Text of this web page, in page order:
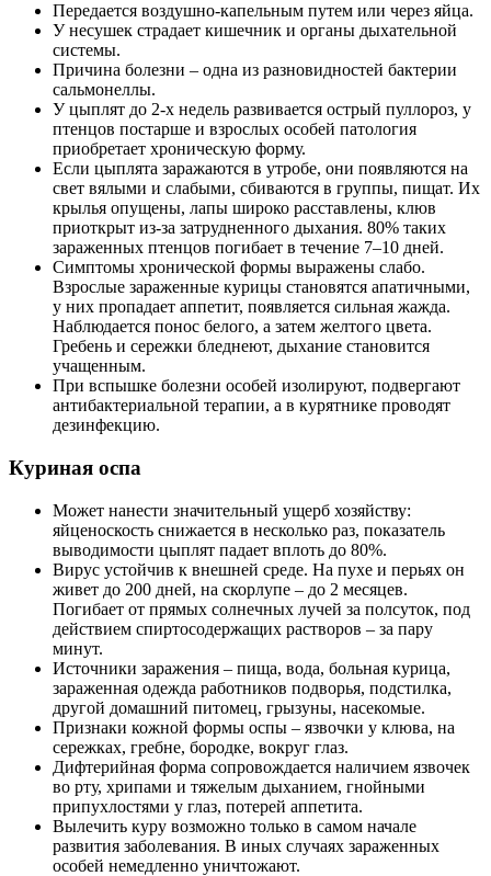
Передается воздушно-капельным путем или через яйца.
У несушек страдает кишечник и органы дыхательной
системы.
Причина болезни – одна из разновидностей бактерии
сальмонеллы.
У цыплят до 2-х недель развивается острый пуллороз, у
птенцов постарше и взрослых особей патология
приобретает хроническую форму.
Если цыплята заражаются в утробе, они появляются на
свет вялыми и слабыми, сбиваются в группы, пищат. Их
крылья опущены, лапы широко расставлены, клюв
приоткрыт из-за затрудненного дыхания. 80% таких
зараженных птенцов погибает в течение 7–10 дней.
Симптомы хронической формы выражены слабо.
Взрослые зараженные курицы становятся апатичными,
у них пропадает аппетит, появляется сильная жажда.
Наблюдается понос белого, а затем желтого цвета.
Гребень и сережки бледнеют, дыхание становится
учащенным.
При вспышке болезни особей изолируют, подвергают
антибактериальной терапии, а в курятнике проводят
дезинфекцию.
Куриная оспа
Может нанести значительный ущерб хозяйству:
яйценоскость снижается в несколько раз, показатель
выводимости цыплят падает вплоть до 80%.
Вирус устойчив к внешней среде. На пухе и перьях он
живет до 200 дней, на скорлупе – до 2 месяцев.
Погибает от прямых солнечных лучей за полсуток, под
действием спиртосодержащих растворов – за пару
минут.
Источники заражения – пища, вода, больная курица,
зараженная одежда работников подворья, подстилка,
другой домашний питомец, грызуны, насекомые.
Признаки кожной формы оспы – язвочки у клюва, на
сережках, гребне, бородке, вокруг глаз.
Дифтерийная форма сопровождается наличием язвочек
во рту, хрипами и тяжелым дыханием, гнойными
припухлостями у глаз, потерей аппетита.
Вылечить куру возможно только в самом начале
развития заболевания. В иных случаях зараженных
особей немедленно уничтожают.